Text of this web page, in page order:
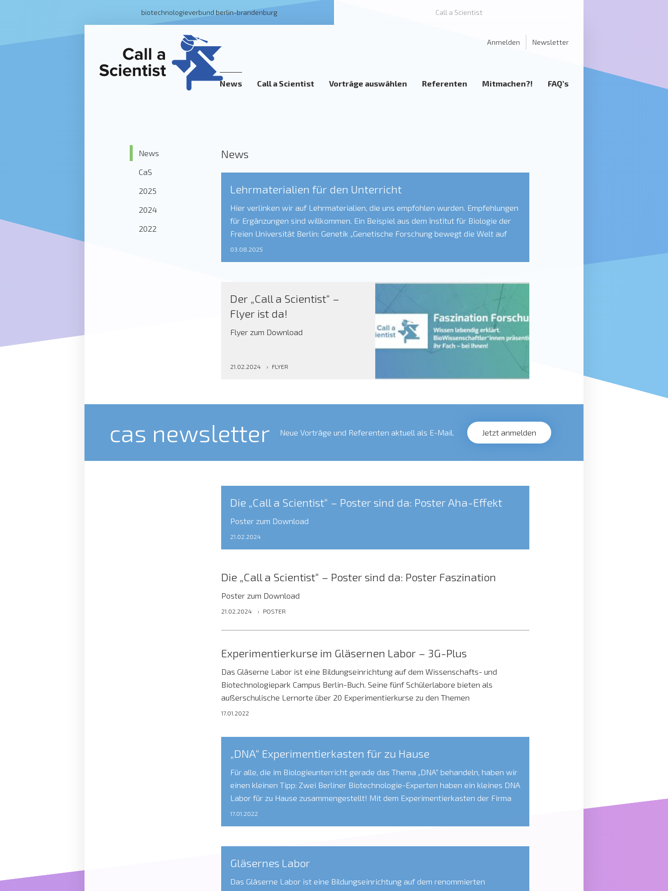
biotechnologieverbund berlin-brandenburg Call a Scientist
News Call a Scientist Vorträge auswählen Referenten Mitmachen?! FAQ’s
Anmelden Newsletter
News
CaS
2025
2024
2022
News
Lehrmaterialien für den Unterricht
Hier verlinken wir auf Lehrmaterialien, die uns empfohlen wurden. Empfehlungen
für Ergänzungen sind willkommen. Ein Beispiel aus dem Institut für Biologie der
Freien Universität Berlin: Genetik „Genetische Forschung bewegt die Welt auf
viele Weisen, sei es mit ihrem großen Potential für neue Erkenntnisse oder auch
03.08.2025
Der „Call a Scientist“ –
Flyer ist da!
Flyer zum Download
21.02.2024 › FLYER
cas newsletter Neue Vorträge und Referenten aktuell als E-Mail. Jetzt anmelden
Die „Call a Scientist“ – Poster sind da: Poster Aha-Effekt
Poster zum Download
21.02.2024
Die „Call a Scientist“ – Poster sind da: Poster Faszination
Poster zum Download
21.02.2024 › POSTER
Experimentierkurse im Gläsernen Labor – 3G-Plus
Das Gläserne Labor ist eine Bildungseinrichtung auf dem Wissenschafts- und
Biotechnologiepark Campus Berlin-Buch. Seine fünf Schülerlabore bieten als
außerschulische Lernorte über 20 Experimentierkurse zu den Themen
Molekularbiologie, Zellbiologie, Neurobiologie, Chemie, Radioaktivität sowie Ökologie
in den Laboren des Gläsernen Labors gilt aktuell die 3G-Plus-Regelung. […]
17.01.2022
„DNA“ Experimentierkasten für zu Hause
Für alle, die im Biologieunterricht gerade das Thema „DNA“ behandeln, haben wir
einen kleinen Tipp: Zwei Berliner Biotechnologie-Experten haben ein kleines DNA
Labor für zu Hause zusammengestellt! Mit dem Experimentierkasten der Firma
ybe -Your Biotech Experiments kann man seine eigene DNA sichtbar machen.
17.01.2022
Gläsernes Labor
Das Gläserne Labor ist eine Bildungseinrichtung auf dem renommierten